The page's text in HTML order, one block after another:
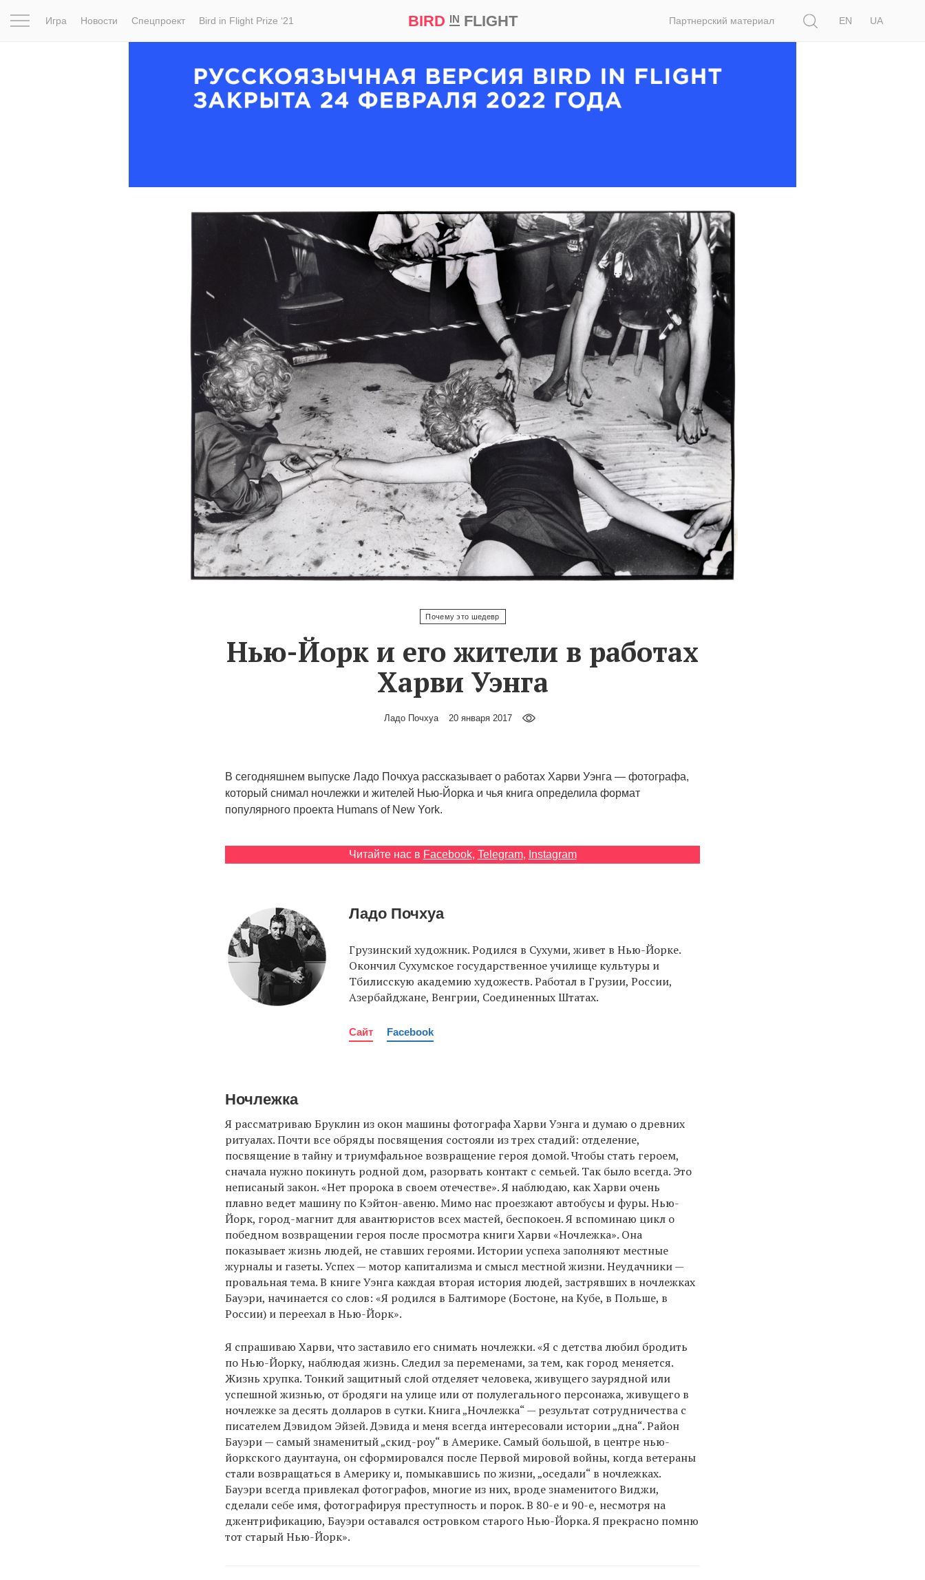
Игра Новости Спецпроект Bird in Flight Prize ‘21 BIRD INFLIGHT Партнерский материал
EN
UA
Почему это шедевр
Нью-Йорк и его жители в работах
Харви Уэнга
Ладо Почхуа 20 января 2017
В сегодняшнем выпуске Ладо Почхуа рассказывает о работах Харви Уэнга — фотографа,
который снимал ночлежки и жителей Нью-Йорка и чья книга определила формат
популярного проекта Humans of New York.
Читайте нас в Facebook, Telegram, Instagram
Ладо Почхуа
Грузинский художник. Родился в Сухуми, живет в Нью-Йорке.
Окончил Сухумское государственное училище культуры и
Тбилисскую академию художеств. Работал в Грузии, России,
Азербайджане, Венгрии, Соединенных Штатах.
Сайт Facebook
Ночлежка
Я рассматриваю Бруклин из окон машины фотографа Харви Уэнга и думаю о древних
ритуалах. Почти все обряды посвящения состояли из трех стадий: отделение,
посвящение в тайну и триумфальное возвращение героя домой. Чтобы стать героем,
сначала нужно покинуть родной дом, разорвать контакт с семьей. Так было всегда. Это
неписаный закон. «Нет пророка в своем отечестве». Я наблюдаю, как Харви очень
плавно ведет машину по Кэйтон-авеню. Мимо нас проезжают автобусы и фуры. Нью-
Йорк, город-магнит для авантюристов всех мастей, беспокоен. Я вспоминаю цикл о
победном возвращении героя после просмотра книги Харви «Ночлежка». Она
показывает жизнь людей, не ставших героями. Истории успеха заполняют местные
журналы и газеты. Успех — мотор капитализма и смысл местной жизни. Неудачники —
провальная тема. В книге Уэнга каждая вторая история людей, застрявших в ночлежках
Бауэри, начинается со слов: «Я родился в Балтиморе (Бостоне, на Кубе, в Польше, в
России) и переехал в Нью-Йорк».
Я спрашиваю Харви, что заставило его снимать ночлежки. «Я с детства любил бродить
по Нью-Йорку, наблюдая жизнь. Следил за переменами, за тем, как город меняется.
Жизнь хрупка. Тонкий защитный слой отделяет человека, живущего заурядной или
успешной жизнью, от бродяги на улице или от полулегального персонажа, живущего в
ночлежке за десять долларов в сутки. Книга „Ночлежка“ — результат сотрудничества с
писателем Дэвидом Эйзей. Дэвида и меня всегда интересовали истории „дна“. Район
Бауэри — самый знаменитый „скид-роу“ в Америке. Самый большой, в центре нью-
йоркского даунтауна, он сформировался после Первой мировой войны, когда ветераны
стали возвращаться в Америку и, помыкавшись по жизни, „оседали“ в ночлежках.
Бауэри всегда привлекал фотографов, многие из них, вроде знаменитого Виджи,
сделали себе имя, фотографируя преступность и порок. В 80-е и 90-е, несмотря на
джентрификацию, Бауэри оставался островком старого Нью-Йорка. Я прекрасно помню
тот старый Нью-Йорк».